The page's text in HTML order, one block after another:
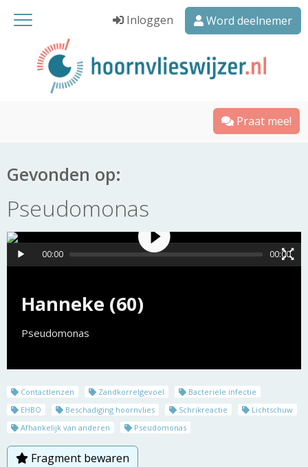
Inloggen Word deelnemer
Praat mee!
Gevonden op:
Pseudomonas
Hanneke (60)
Pseudomonas
00:00 00:00
Contactlenzen Zandkorrelgevoel
Bacteriële infectie
EHBO
Beschadiging hoornvlies Schrikreactie
Lichtschuw
Afhankelijk van anderen
Pseudomonas
Fragment bewaren